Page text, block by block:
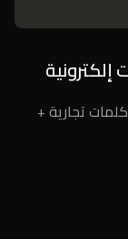
الخطوات: UGC على TikTok + حملة Search كلمات تجارية +